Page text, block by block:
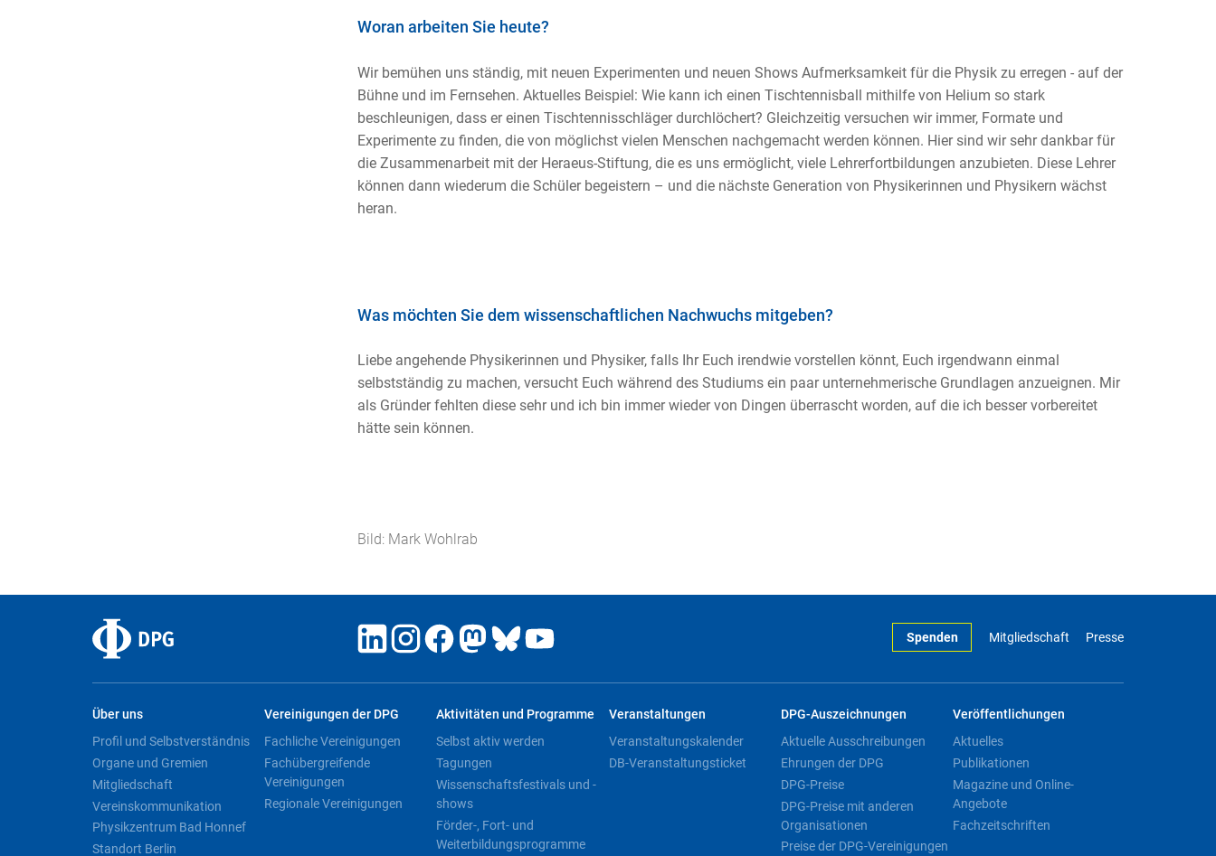
Woran arbeiten Sie heute?
Wir bemühen uns ständig, mit neuen Experimenten und neuen Shows Aufmerksamkeit für die Physik zu erregen - auf der
Bühne und im Fernsehen. Aktuelles Beispiel: Wie kann ich einen Tischtennisball mithilfe von Helium so stark
beschleunigen, dass er einen Tischtennisschläger durchlöchert? Gleichzeitig versuchen wir immer, Formate und
Experimente zu finden, die von möglichst vielen Menschen nachgemacht werden können. Hier sind wir sehr dankbar für
die Zusammenarbeit mit der Heraeus-Stiftung, die es uns ermöglicht, viele Lehrerfortbildungen anzubieten. Diese Lehrer
können dann wiederum die Schüler begeistern – und die nächste Generation von Physikerinnen und Physikern wächst
heran.
Was möchten Sie dem wissenschaftlichen Nachwuchs mitgeben?
Liebe angehende Physikerinnen und Physiker, falls Ihr Euch irendwie vorstellen könnt, Euch irgendwann einmal
selbstständig zu machen, versucht Euch während des Studiums ein paar unternehmerische Grundlagen anzueignen. Mir
als Gründer fehlten diese sehr und ich bin immer wieder von Dingen überrascht worden, auf die ich besser vorbereitet
hätte sein können.
Bild: Mark Wohlrab
Spenden Mitgliedschaft Presse
Über uns
Profil und Selbstverständnis
Organe und Gremien
Mitgliedschaft
Vereinskommunikation
Physikzentrum Bad Honnef
Standort Berlin
Vereinigungen der DPG
Fachliche Vereinigungen
Fachübergreifende
Vereinigungen
Regionale Vereinigungen
Aktivitäten und Programme
Selbst aktiv werden
Tagungen
Wissenschaftsfestivals und -
shows
Förder-, Fort- und
Weiterbildungsprogramme
Veranstaltungen
Veranstaltungskalender
DB-Veranstaltungsticket
DPG-Auszeichnungen
Aktuelle Ausschreibungen
Ehrungen der DPG
DPG-Preise
DPG-Preise mit anderen
Organisationen
Preise der DPG-Vereinigungen
Veröffentlichungen
Aktuelles
Publikationen
Magazine und Online-
Angebote
Fachzeitschriften